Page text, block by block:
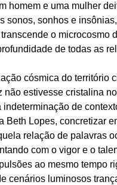
homem e uma mulher
sonos, sonhos e
o microcosmo
de todas as
cósmica do território
não estivesse cristalina
indeterminação de
Beth Lopes, concretizar
relação de palavras
com o vigor e o
ao mesmo tempo
cenários luminosos